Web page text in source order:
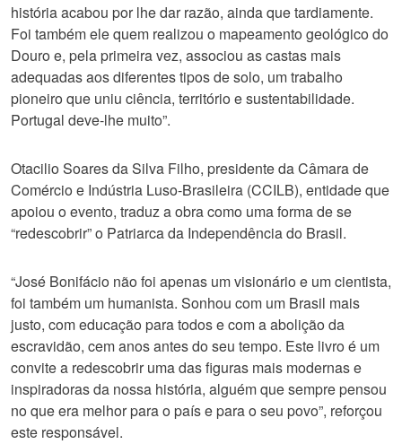
história acabou por lhe dar razão, ainda que tardiamente.
Foi também ele quem realizou o mapeamento geológico do
Douro e, pela primeira vez, associou as castas mais
adequadas aos diferentes tipos de solo, um trabalho
pioneiro que uniu ciência, território e sustentabilidade.
Portugal deve-lhe muito”.
Otacilio Soares da Silva Filho, presidente da Câmara de
Comércio e Indústria Luso-Brasileira (CCILB), entidade que
apoiou o evento, traduz a obra como uma forma de se
“redescobrir” o Patriarca da Independência do Brasil.
“José Bonifácio não foi apenas um visionário e um cientista,
foi também um humanista. Sonhou com um Brasil mais
justo, com educação para todos e com a abolição da
escravidão, cem anos antes do seu tempo. Este livro é um
convite a redescobrir uma das figuras mais modernas e
inspiradoras da nossa história, alguém que sempre pensou
no que era melhor para o país e para o seu povo”, reforçou
este responsável.